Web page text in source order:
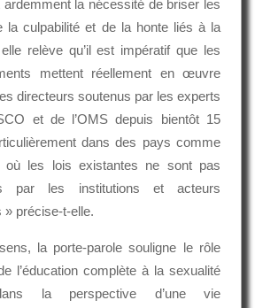
ardemment la nécessité de briser les
la culpabilité et de la honte liés à la
relève qu’il est impératif que les
mettent réellement en œuvre
directeurs soutenus par les experts
et de l’OMS depuis bientôt 15
dans des pays comme
où les lois existantes ne sont pas
par les institutions et acteurs
» précise-t-elle.
la porte-parole souligne le rôle
l’éducation complète à la sexualité
la perspective d’une vie